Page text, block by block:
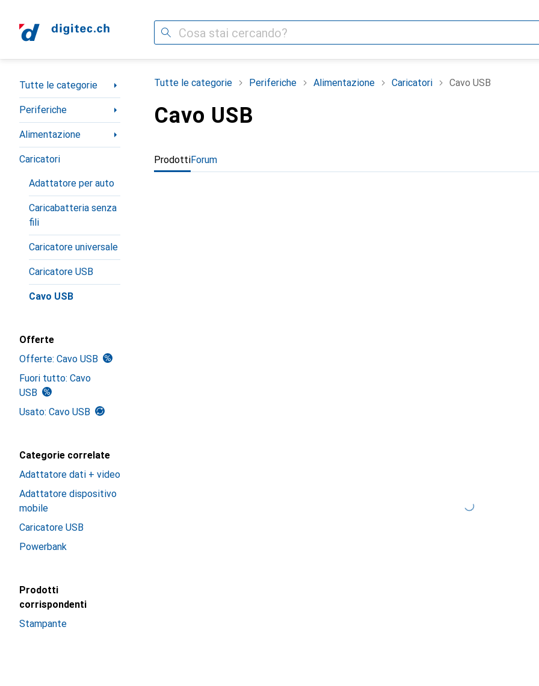
Cerca
Categoria Navigazione
Tutte le categorie
Periferiche
Alimentazione
Caricatori
Adattatore per auto
Caricabatteria senza
fili
Caricatore universale
Caricatore USB
Cavo USB
Offerte
Offerte: Cavo USB
Fuori tutto: Cavo
USB
Usato: Cavo USB
Categorie correlate
Adattatore dati + video
Adattatore dispositivo
mobile
Caricatore USB
Powerbank
Prodotti
corrispondenti
Stampante
Tutte le categorie Periferiche Alimentazione Caricatori Cavo USB
Cavo USB
ProdottiForum